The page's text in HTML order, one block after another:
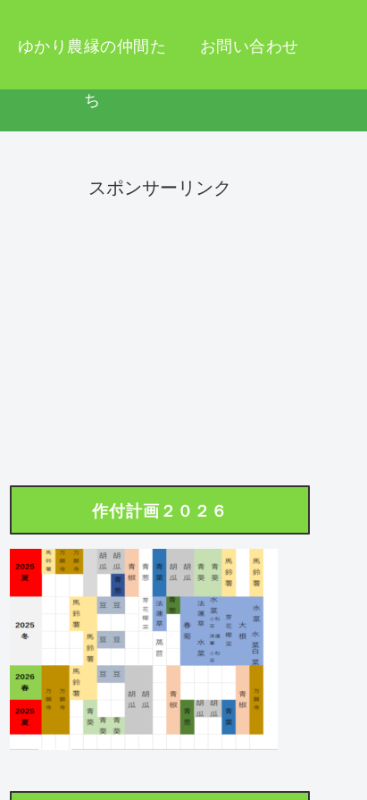
ゆかり農縁の仲間た
ち
お問い合わせ
スポンサーリンク
作付計画２０２６